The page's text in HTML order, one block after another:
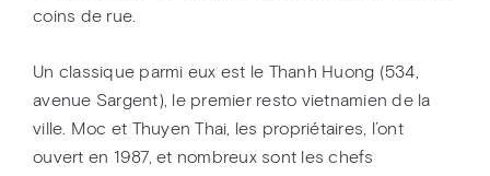
coins de rue.
Un classique parmi eux est le Thanh Huong (534,
avenue Sargent), le premier resto vietnamien de la
ville. Moc et Thuyen Thai, les propriétaires, l’ont
ouvert en 1987, et nombreux sont les chefs